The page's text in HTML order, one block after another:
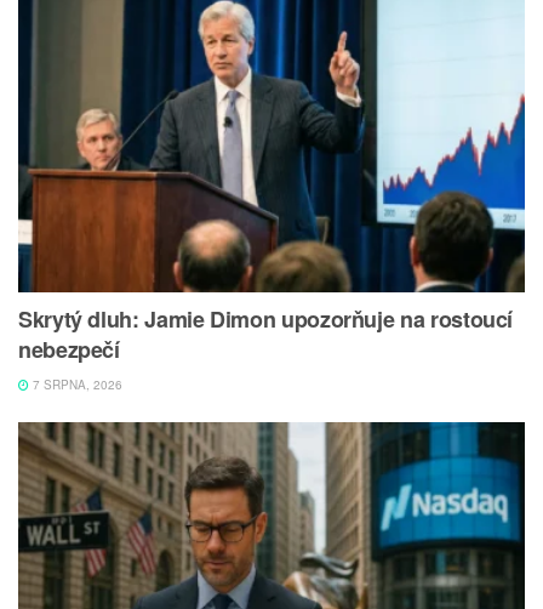
Skrytý dluh: Jamie Dimon upozorňuje na rostoucí
nebezpečí
7 SRPNA, 2026